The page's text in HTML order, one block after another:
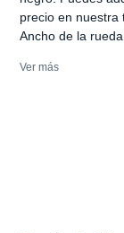
precio en nuestra
Ancho de la
Ver más